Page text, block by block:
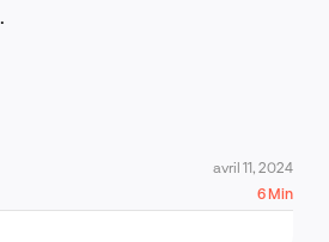
avril 11, 2024
6 Min